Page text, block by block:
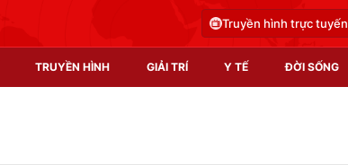
Truyền hình trực tuyến
TRUYỀN HÌNH GIẢI TRÍ Y TẾ ĐỜI SỐNG